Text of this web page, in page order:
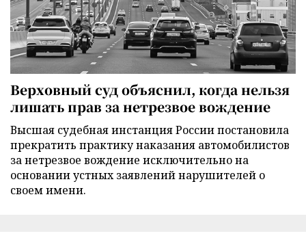
Верховный суд объяснил, когда нельзя
лишать прав за нетрезвое вождение
Высшая судебная инстанция России постановила
прекратить практику наказания автомобилистов
за нетрезвое вождение исключительно на
основании устных заявлений нарушителей о
своем имени.